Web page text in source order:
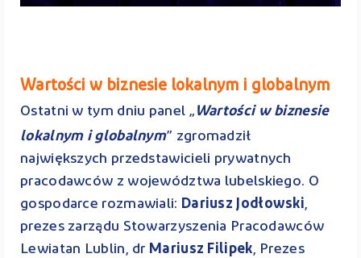
Wartości w biznesie lokalnym i globalnym
Ostatni w tym dniu panel „ Wartości w biznesie
lokalnym i globalnym” zgromadził
największych przedstawicieli prywatnych
pracodawców z województwa lubelskiego. O
gospodarce rozmawiali: Dariusz Jodłowski,
prezes zarządu Stowarzyszenia Pracodawców
Lewiatan Lublin, dr Mariusz Filipek, Prezes